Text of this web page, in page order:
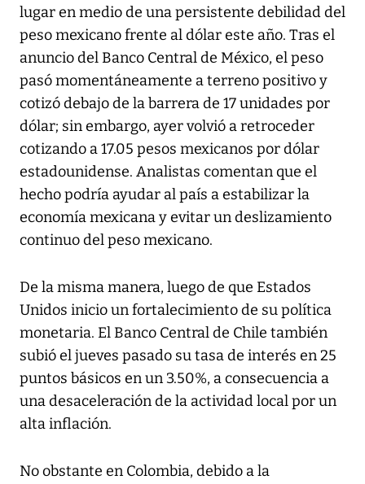
lugar en medio de una persistente debilidad del
peso mexicano frente al dólar este año. Tras el
anuncio del Banco Central de México, el peso
pasó momentáneamente a terreno positivo y
cotizó debajo de la barrera de 17 unidades por
dólar; sin embargo, ayer volvió a retroceder
cotizando a 17.05 pesos mexicanos por dólar
estadounidense. Analistas comentan que el
hecho podría ayudar al país a estabilizar la
economía mexicana y evitar un deslizamiento
continuo del peso mexicano.
De la misma manera, luego de que Estados
Unidos inicio un fortalecimiento de su política
monetaria. El Banco Central de Chile también
subió el jueves pasado su tasa de interés en 25
puntos básicos en un 3.50%, a consecuencia a
una desaceleración de la actividad local por un
alta inflación.
No obstante en Colombia, debido a la